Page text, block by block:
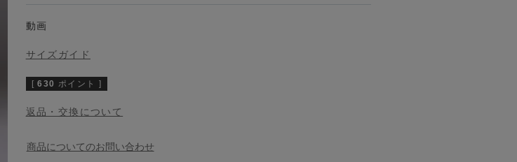
動画
サイズガイド
[ 630 ポイント ]
返品・交換について
商品についてのお問い合わせ